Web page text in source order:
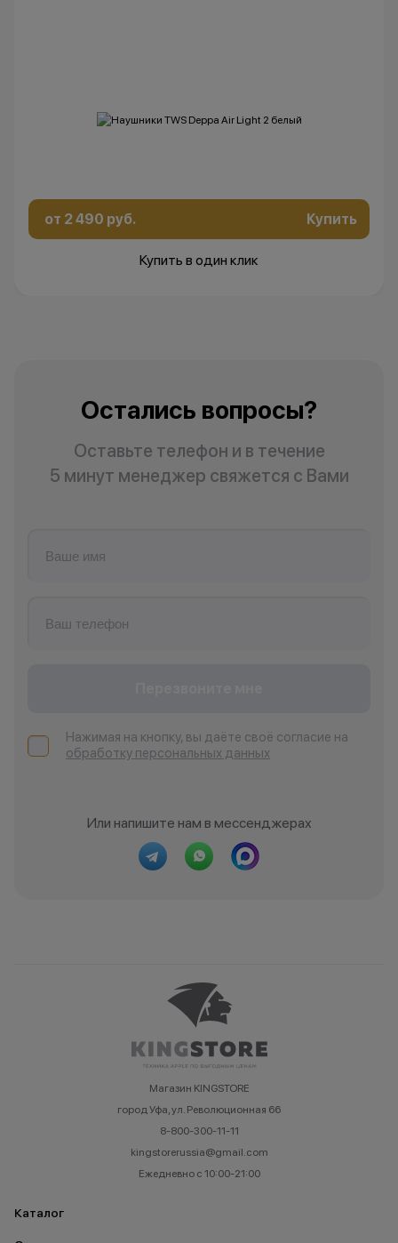
от 2 490 руб. Купить
Купить в один клик
Остались вопросы?
Оставьте телефон и в течение
5 минут менеджер свяжется с Вами
Нажимая на кнопку, вы даёте своё согласие на
обработку персональных данных
Или напишите нам в мессенджерах
Магазин KINGSTORE
город Уфа, ул. Революционная 66
8-800-300-11-11
kingstorerussia@gmail.com
Ежедневно с 10:00-21:00
Каталог